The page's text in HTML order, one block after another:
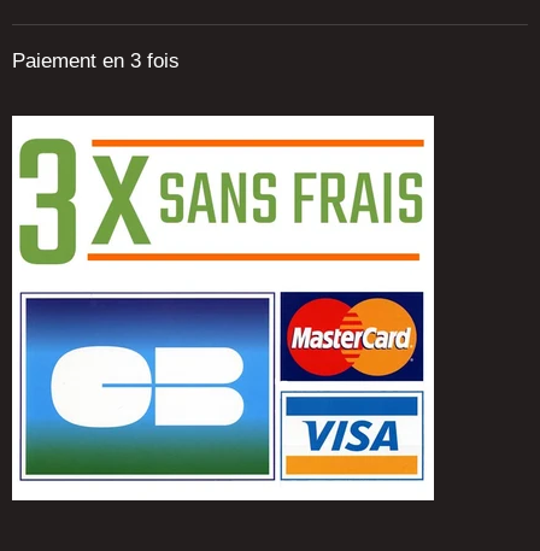
Paiement en 3 fois